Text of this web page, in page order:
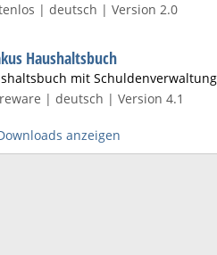
| deutsch | Version 2.0
Haushaltsbuch
mit Schuldenverwaltung
| deutsch | Version 4.1
anzeigen